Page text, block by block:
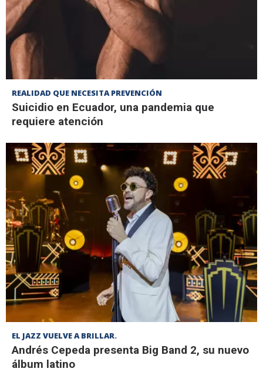
REALIDAD QUE NECESITA PREVENCIÓN
Suicidio en Ecuador, una pandemia que
requiere atención
EL JAZZ VUELVE A BRILLAR.
Andrés Cepeda presenta Big Band 2, su nuevo
álbum latino